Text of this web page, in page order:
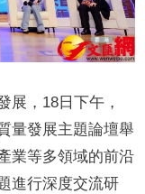
展，18日下午，
量發展主題論壇舉
業等多領域的前沿
進行深度交流研